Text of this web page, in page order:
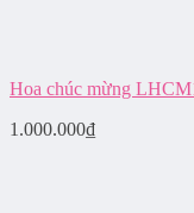
Hoa chúc mừng
1.000.000₫